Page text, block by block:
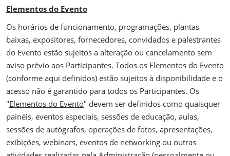
Elementos do Evento
Os horários de funcionamento, programações, plantas
baixas, expositores, fornecedores, convidados e palestrantes
do Evento estão sujeitos a alteração ou cancelamento sem
aviso prévio aos Participantes. Todos os Elementos do Evento
(conforme aqui definidos) estão sujeitos à disponibilidade e o
acesso não é garantido para todos os Participantes. Os
"Elementos do Evento" devem ser definidos como quaisquer
painéis, eventos especiais, sessões de educação, aulas,
sessões de autógrafos, operações de fotos, apresentações,
exibições, webinars, eventos de networking ou outras